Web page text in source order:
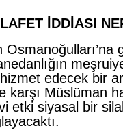
İDDİASI
Osmanoğulları’na
edecek bir
karşı Müslüman
etki siyasal bir